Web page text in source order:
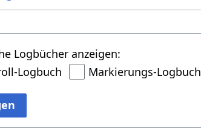
Logbücher anzeigen:
Logbuch
Markierungs-Logbuch